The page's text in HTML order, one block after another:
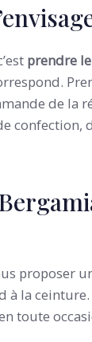
prendre
de la
confection,
proposer
à la
toute